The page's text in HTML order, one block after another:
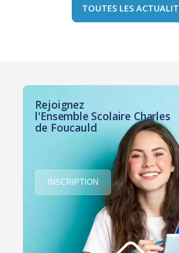
TOUTES LES
Rejoignez
l'Ensemble Scolaire Charles
de Foucauld
INSCRIPTION